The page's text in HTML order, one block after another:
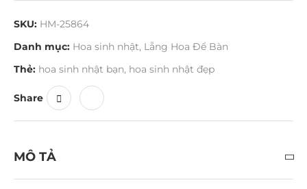
SKU: HM-25864
Danh mục: Hoa sinh nhật, Lẵng Hoa Để Bàn
Thẻ: hoa sinh nhật bạn, hoa sinh nhật đẹp
Share
MÔ TẢ